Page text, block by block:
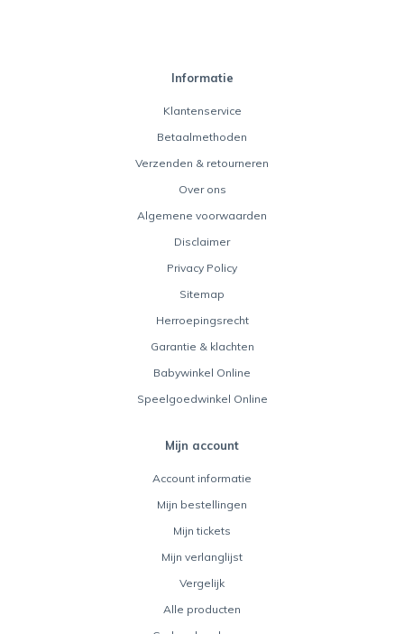
Informatie
Klantenservice
Betaalmethoden
Verzenden & retourneren
Over ons
Algemene voorwaarden
Disclaimer
Privacy Policy
Sitemap
Herroepingsrecht
Garantie & klachten
Babywinkel Online
Speelgoedwinkel Online
Mijn account
Account informatie
Mijn bestellingen
Mijn tickets
Mijn verlanglijst
Vergelijk
Alle producten